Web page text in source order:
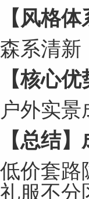
【风格体
森系清新
【核心优
户外实
【总结
低价套
礼服不分